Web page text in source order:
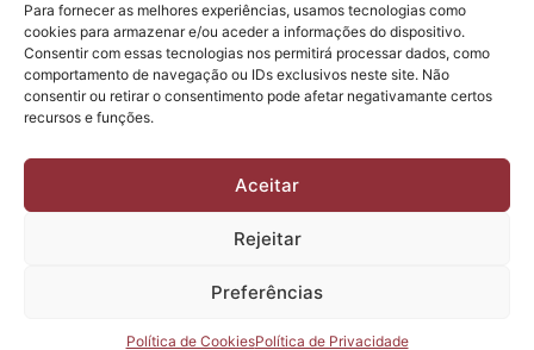
Para fornecer as melhores experiências, usamos tecnologias como
cookies para armazenar e/ou aceder a informações do dispositivo.
Consentir com essas tecnologias nos permitirá processar dados, como
comportamento de navegação ou IDs exclusivos neste site. Não
consentir ou retirar o consentimento pode afetar negativamante certos
recursos e funções.
Aceitar
Rejeitar
Preferências
Política de CookiesPolítica de Privacidade
Termos e Condições Política de Privacidade Livro de Reclamações
Política de Privacidade
Design e Desenvolvimento porCHITAS WEBSOLUTIONS